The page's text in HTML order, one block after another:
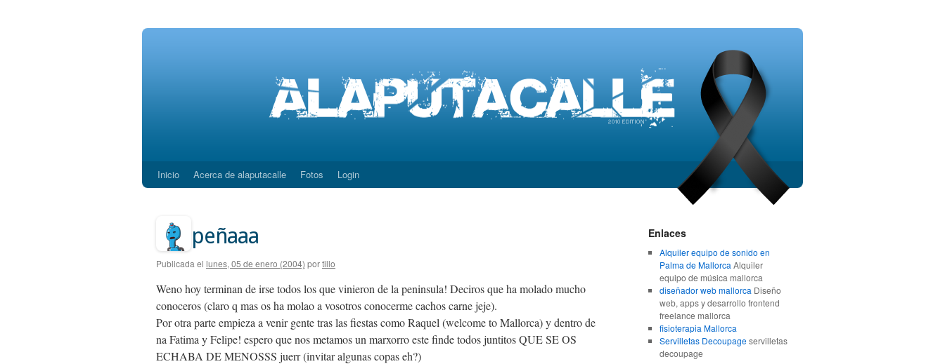
Saltar
contenido
Inicio Acerca de alaputacalle Fotos Login
peñaaa
Publicada el lunes, 05 de enero (2004) portillo
Weno hoy terminan de irse todos los que vinieron de la peninsula! Deciros que ha molado mucho
conoceros (claro q mas os ha molao a vosotros conocerme cachos carne jeje).
Por otra parte empieza a venir gente tras las fiestas como Raquel (welcome to Mallorca) y dentro de
na Fatima y Felipe! espero que nos metamos un marxorro este finde todos juntitos QUE SE OS
ECHABA DE MENOSSS juerr (invitar algunas copas eh?)
Enlaces
Alquiler equipo de sonido en
Palma de Mallorca Alquiler
equipo de música mallorca
diseñador web mallorca Diseño
web, apps y desarrollo frontend
freelance mallorca
fisioterapia Mallorca
Servilletas Decoupageservilletas
decoupage